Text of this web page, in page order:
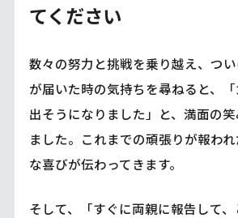
てください
数々の努力と挑戦を乗り越え、つ
が届いた時の気持ちを尋ねると、
出そうになりました」と、満面の
ました。これまでの頑張りが報わ
な喜びが伝わってきます。
そして、「すぐに両親に報告して、